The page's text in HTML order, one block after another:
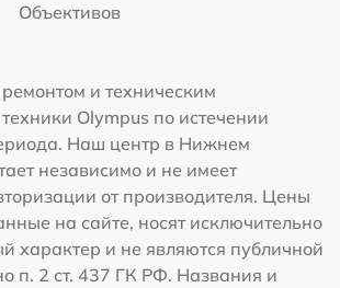
Объективов
и техническим
Olympus по истечении
Наш центр в Нижнем
независимо и не имеет
от производителя. Цены
на сайте, носят исключительно
характер и не являются публичной
п. 2 ст. 437 ГК РФ. Названия и